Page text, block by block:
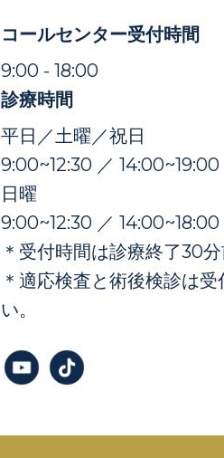
コールセンター受付時間
9:00 - 18:00
診療時間
平日／土曜／祝日
9:00~12:30 ／ 14:00~19:00
日曜
9:00~12:30 ／ 14:00~18:00
＊受付時間は診療終了30分
＊適応検査と術後検診は
い。